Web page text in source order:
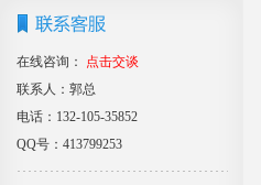
在线咨询：
点击交谈
联系人：郭总
电话：132-105-35852
QQ号：413799253